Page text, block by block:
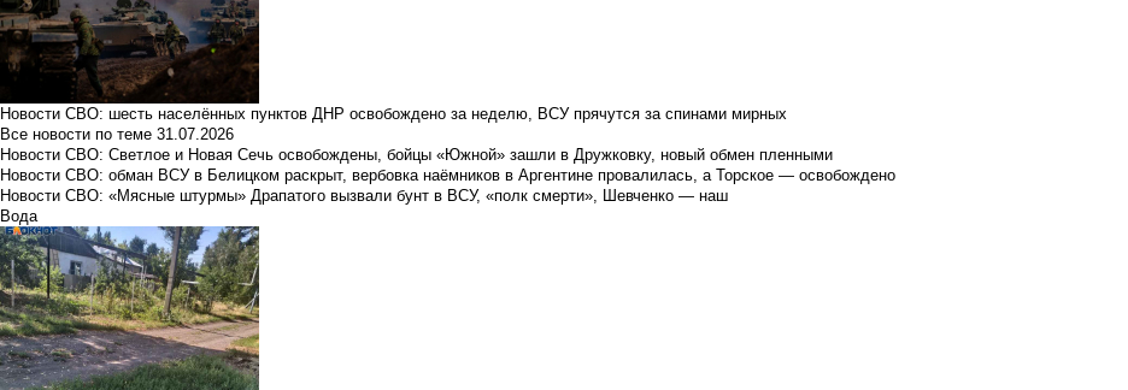
Новости СВО: шесть населённых пунктов ДНР освобождено за неделю, ВСУ прячутся за спинами мирных
Все новости по теме 31.07.2026
Новости СВО: Светлое и Новая Сечь освобождены, бойцы «Южной» зашли в Дружковку, новый обмен пленными
Новости СВО: обман ВСУ в Белицком раскрыт, вербовка наёмников в Аргентине провалилась, а Торское — освобождено
Новости СВО: «Мясные штурмы» Драпатого вызвали бунт в ВСУ, «полк смерти», Шевченко — наш
Вода